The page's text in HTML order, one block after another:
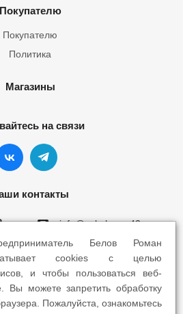
Покупателю
Покупателю
Политика
Магазины
на связи
контакты
info@yokohama43.ru
ул. Ломоносова 5Б
ул. Профсоюзная 7А
Белов Роман
cookies с целью
и чтобы пользоваться веб-
Вы можете запретить обработку
Пожалуйста, ознакомьтесь